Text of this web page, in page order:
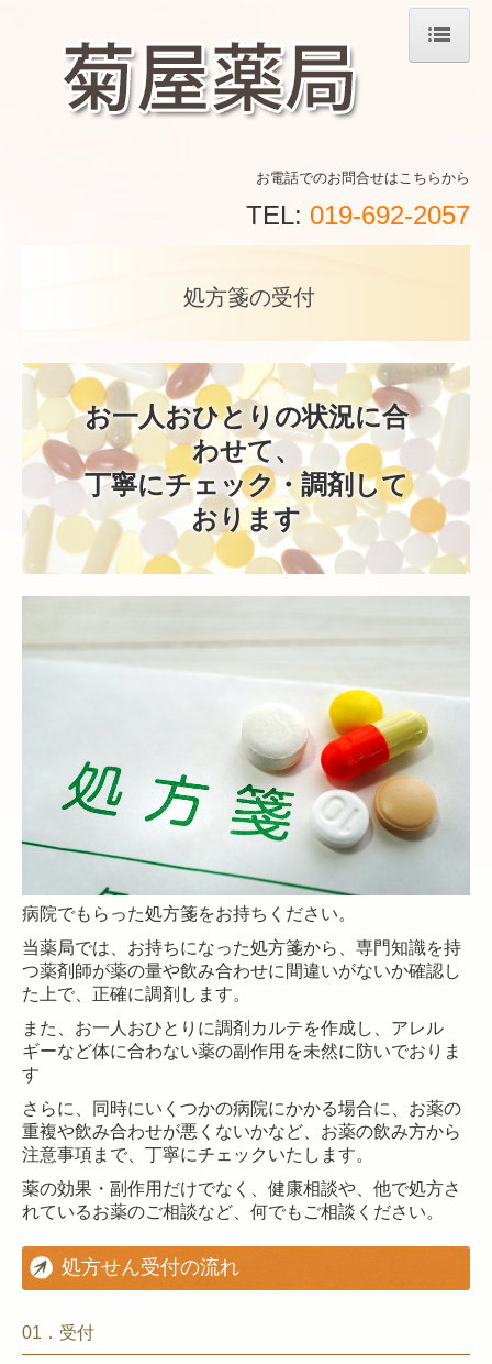
ホーム
会社案内
お電話でのお問合せはこちらから
TEL: 019-692-2057
処方箋の受付
お一人おひとりの状況に合
わせて、
丁寧にチェック・調剤して
おります
病院でもらった処方箋をお持ちください。
当薬局では、お持ちになった処方箋から、専門知識を持
つ薬剤師が薬の量や飲み合わせに間違いがないか確認し
た上で、正確に調剤します。
また、お一人おひとりに調剤カルテを作成し、アレル
ギーなど体に合わない薬の副作用を未然に防いでおりま
す
さらに、同時にいくつかの病院にかかる場合に、お薬の
重複や飲み合わせが悪くないかなど、お薬の飲み方から
注意事項まで、丁寧にチェックいたします。
薬の効果・副作用だけでなく、健康相談や、他で処方さ
れているお薬のご相談など、何でもご相談ください。
処方せん受付の流れ
01．受付